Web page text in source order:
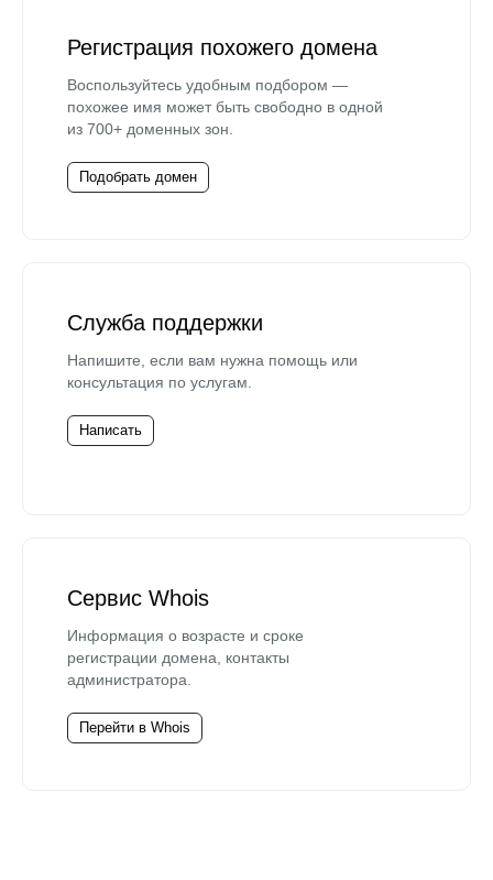
Регистрация похожего домена
Воспользуйтесь удобным подбором —
похожее имя может быть свободно в одной
из 700+ доменных зон.
Подобрать домен
Служба поддержки
Напишите, если вам нужна помощь или
консультация по услугам.
Написать
Сервис Whois
Информация о возрасте и сроке
регистрации домена, контакты
администратора.
Перейти в Whois